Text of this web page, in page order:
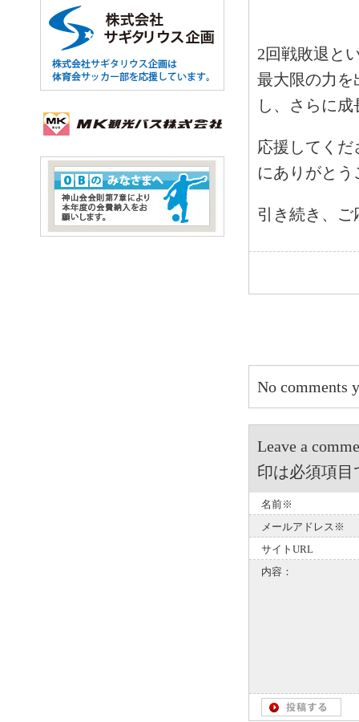
2回戦敗退と
最大限の力を
し、さらに
応援してく
にありがと
引き続き、
No comments
Leave a
印は必須項目
名前※
メールアドレス※
サイトURL
内容：